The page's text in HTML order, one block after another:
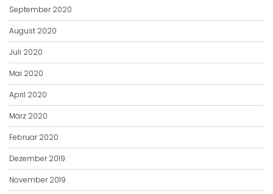
September 2020
August 2020
Juli 2020
Mai 2020
April 2020
März 2020
Februar 2020
Dezember 2019
November 2019